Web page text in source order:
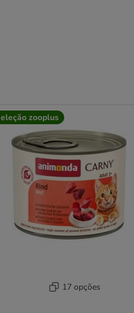
zooplus
17 opções